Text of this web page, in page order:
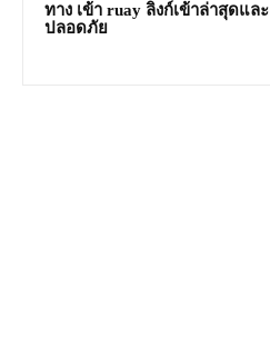
ทาง เข้า ruay ลิงก์เข้าล่าสุดและ
ปลอดภัย